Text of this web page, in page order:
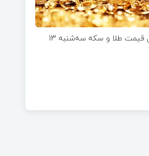
جدول قیمت طلا و سکه سه‌شنبه 13